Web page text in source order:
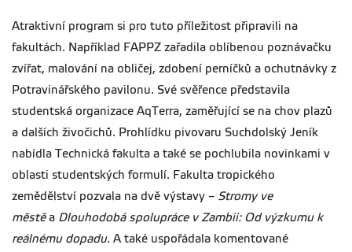
Atraktivní program si pro tuto příležitost připravili na
fakultách. Například FAPPZ zařadila oblíbenou poznávačku
zvířat, malování na obličej, zdobení perníčků a ochutnávky z
Potravinářského pavilonu. Své svěřence představila
studentská organizace AqTerra, zaměřující se na chov plazů
a dalších živočichů. Prohlídku pivovaru Suchdolský Jeník
nabídla Technická fakulta a také se pochlubila novinkami v
oblasti studentských formulí. Fakulta tropického
zemědělství pozvala na dvě výstavy – Stromy ve
městěa Dlouhodobá spolupráce v Zambii: Od výzkumu k
reálnému dopadu. A také uspořádala komentované